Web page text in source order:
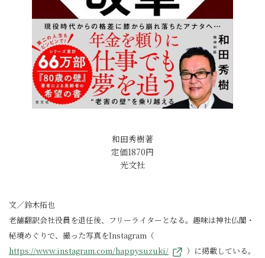
和田秀樹著
定価1870円
光文社
文／鈴木拓也
老舗翻訳会社役員を退任後、フリーライターとなる。趣味は神社仏閣・
秘境めぐりで、撮った写真をInstagram（
https://www.instagram.com/happysuzuki/
）に掲載している。